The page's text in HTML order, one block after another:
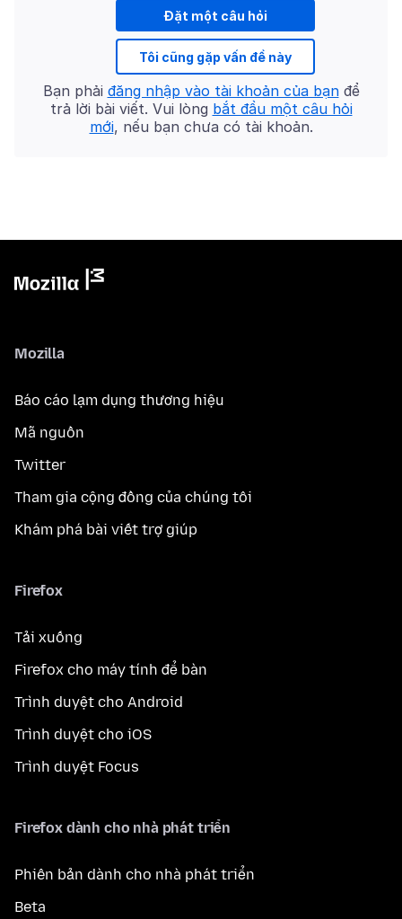
Đặt một câu hỏi
Tôi cũng gặp vấn đề này
Bạn phải đăng nhập vào tài khoản của bạnđể
trả lời bài viết. Vui lòng bắt đầu một câu hỏi
mới, nếu bạn chưa có tài khoản.
Mozilla
Báo cáo lạm dụng thương hiệu
Mã nguồn
Twitter
Tham gia cộng đồng của chúng tôi
Khám phá bài viết trợ giúp
Firefox
Tải xuống
Firefox cho máy tính để bàn
Trình duyệt cho Android
Trình duyệt cho iOS
Trình duyệt Focus
Firefox dành cho nhà phát triển
Phiên bản dành cho nhà phát triển
Beta